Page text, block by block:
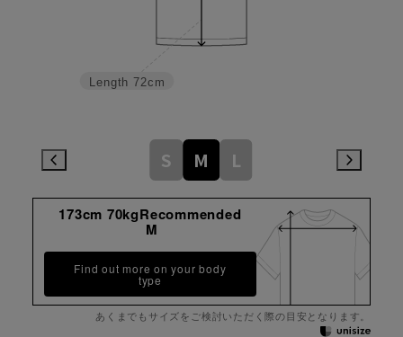
Length 72cm
S M L
173cm 70kgRecommended
M
Find out more on your body
type
あくまでもサイズをご検討いただく際の目安となります。